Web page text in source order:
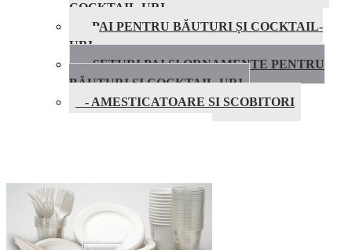
COCKTAIL-URI
- PAI PENTRU BĂUTURI ȘI COCKTAIL-
URI
- SETURI PAI SI ORNAMENTE PENTRU
BĂUTURI ȘI COCKTAIL-URI
- AMESTICATOARE SI SCOBITORI